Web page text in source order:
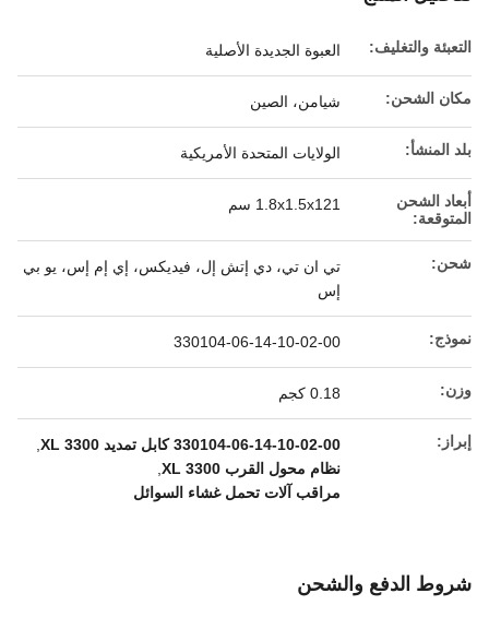
التعبئة والتغليف: العبوة الجديدة الأصلية
مكان الشحن: شيامن، الصين
بلد المنشأ: الولايات المتحدة الأمريكية
أبعاد الشحن
المتوقعة:
1.8x1.5x121 سم
شحن:
تي ان تي، دي إتش إل، فيديكس، إي إم إس، يو بي
إس
نموذج: 330104-06-14-10-02-00
وزن: 0.18 كجم
إبراز: 330104-06-14-10-02-00 كابل تمديد 3300 XL
نظام محول القرب 3300 XL
مراقب آلات تحمل غشاء السوائل
شروط الدفع والشحن